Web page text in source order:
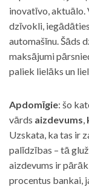
inovatīvo, aktuālo.
dzīvokli,
automašīnu. Šāds
maksājumi
paliek lielāks un
Apdomīgie: šo
vārds aizdevums,
Uzskata, ka tas ir
palīdzības – tā
aizdevums ir
procentus bankai,